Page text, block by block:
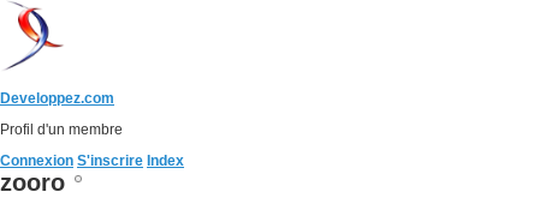
Developpez.com
Profil d'un membre
Connexion S'inscrire Index
zooro